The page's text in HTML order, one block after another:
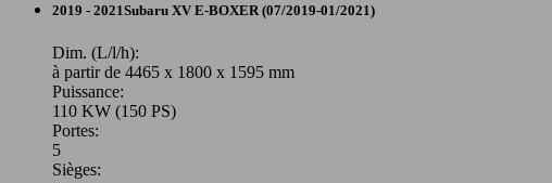
2019 - 2021Subaru XV E-BOXER (07/2019-01/2021)
Dim. (L/l/h):
à partir de 4465 x 1800 x 1595 mm
Puissance:
110 KW (150 PS)
Portes:
5
Sièges: